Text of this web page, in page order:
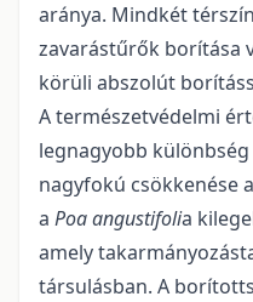
aránya. Mindkét
zavarástűrők borítása
körüli abszolút
A természetvédelmi
legnagyobb
nagyfokú csökkenése
a Poa angustifolia
amely
társulásban. A